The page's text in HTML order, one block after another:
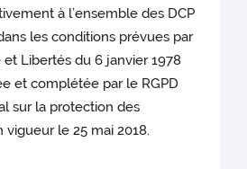
à l’ensemble des DCP
les conditions prévues par
Libertés du 6 janvier 1978
et complétée par le RGPD
sur la protection des
le 25 mai 2018.